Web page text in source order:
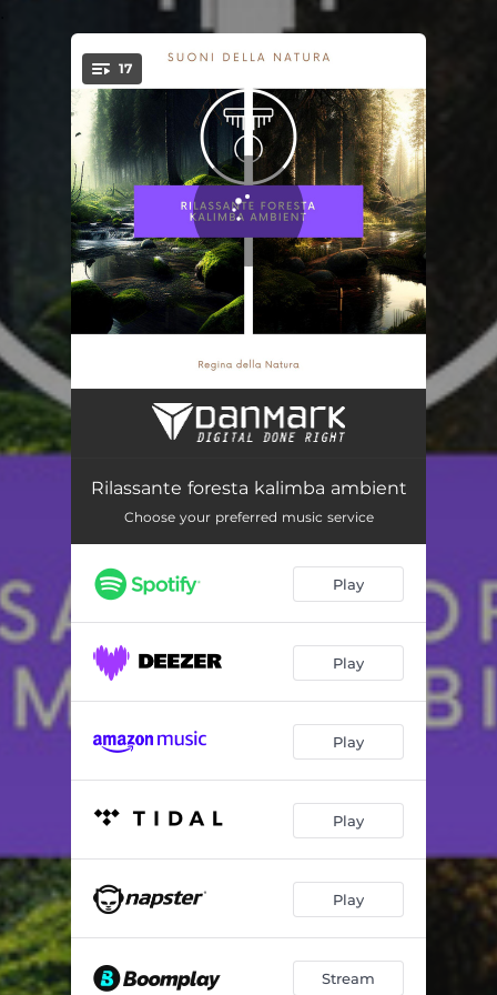
You're all set!
17
Rane nelle paludi
Sentiti libero 03:23
Reiki naturale rilassamento 02:25
Momenti magici
Realizzazione spirituale 02:50
03:23
02:38
Rimedi naturali ansia 02:43
Un bagno rivitalizzante 02:18
Musica per yoga 02:43
Sessione di visualizzazione 02:39
Trovare la felicità 02:07
Rilassante foresta kalimba ambient
Choose your preferred music service
Play
Play
Play
Play
Play
Stream